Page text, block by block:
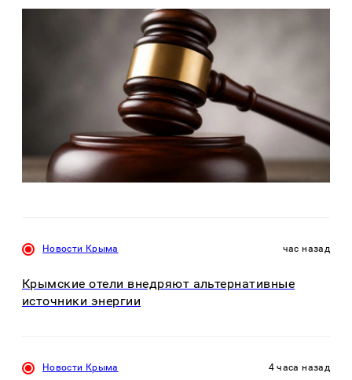
Новости Крыма час назад
Крымские отели внедряют альтернативные
источники энергии
Новости Крыма 4 часа назад